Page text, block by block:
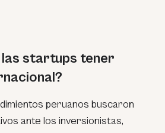
las startups tener
peruanos buscaron
ante los inversionistas,